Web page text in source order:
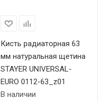
Кисть радиаторная 63
мм натуральная щетина
STAYER UNIVERSAL-
EURO 0112-63_z01
В наличии